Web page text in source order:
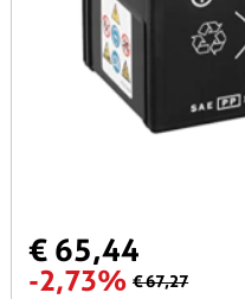
€ 65,44
-2,73% € 67,27